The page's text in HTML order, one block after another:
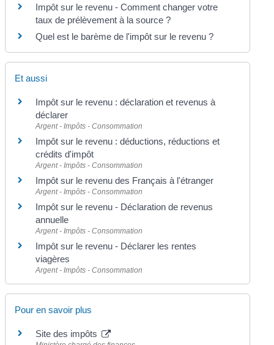
Impôt sur le revenu - Comment changer votre
taux de prélèvement à la source ?
Quel est le barème de l'impôt sur le revenu ?
Et aussi
Impôt sur le revenu : déclaration et revenus à
déclarer
Argent - Impôts - Consommation
Impôt sur le revenu : déductions, réductions et
crédits d'impôt
Argent - Impôts - Consommation
Impôt sur le revenu des Français à l'étranger
Argent - Impôts - Consommation
Impôt sur le revenu - Déclaration de revenus
annuelle
Argent - Impôts - Consommation
Impôt sur le revenu - Déclarer les rentes
viagères
Argent - Impôts - Consommation
Pour en savoir plus
Site des impôts